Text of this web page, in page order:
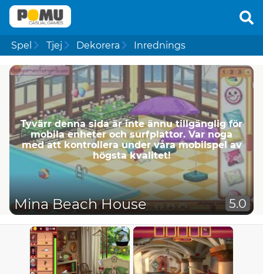
Spel Tjej Dekorera Inrednings
Tyvärr denna sida är inte ännu tillgänglig för
mobila enheter och surfplattor. Var noga
med att kontrollera under våra mobilspel av
högsta kvalitet!
Mina Beach House 5.0